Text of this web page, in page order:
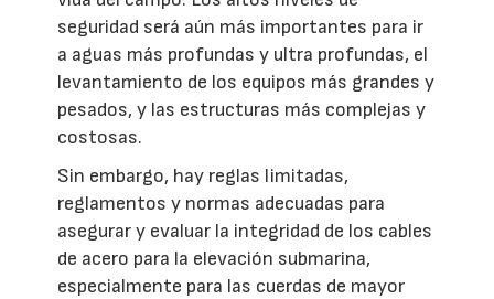
seguridad será aún más importantes para ir
a aguas más profundas y ultra profundas, el
levantamiento de los equipos más grandes y
pesados, y las estructuras más complejas y
costosas.
Sin embargo, hay reglas limitadas,
reglamentos y normas adecuadas para
asegurar y evaluar la integridad de los cables
de acero para la elevación submarina,
especialmente para las cuerdas de mayor